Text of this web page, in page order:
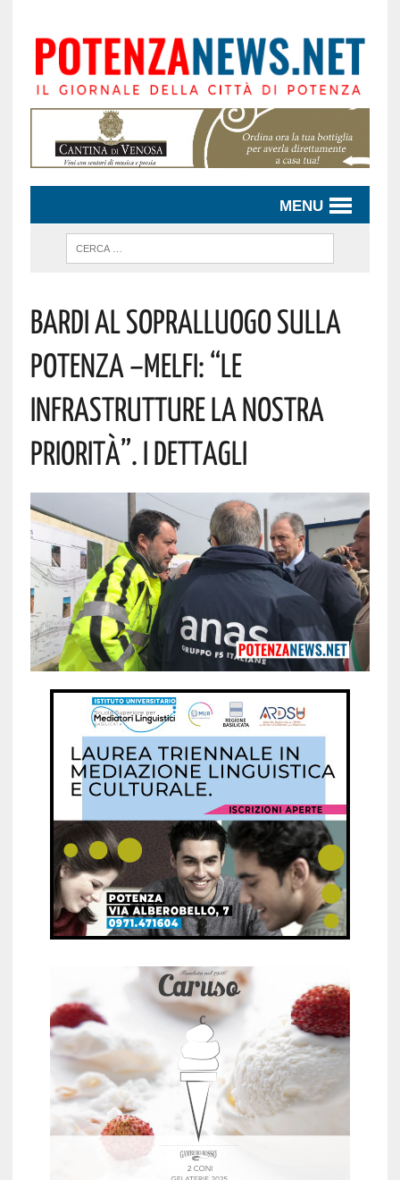
MENU
Bardi Al Sopralluogo Sulla
Potenza –Melfi: “Le
Infrastrutture La Nostra
Priorità”. I Dettagli